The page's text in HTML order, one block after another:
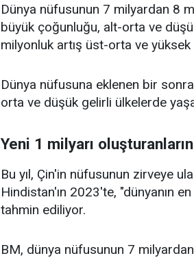
Dünya nüfusunun 7 milyardan 8
büyük çoğunluğu, alt-orta ve
milyonluk artış üst-orta ve
Dünya nüfusuna eklenen bir
orta ve düşük gelirli ülkelerde
Yeni 1 milyarı
Bu yıl, Çin'in nüfusunun zirveye
Hindistan'ın 2023'te, "dünyanın
tahmin ediliyor.
BM, dünya nüfusunun 7